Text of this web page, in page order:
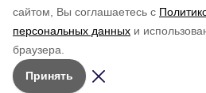
сайтом, Вы соглашаетесь с
персональных данных и
браузера.
Принять